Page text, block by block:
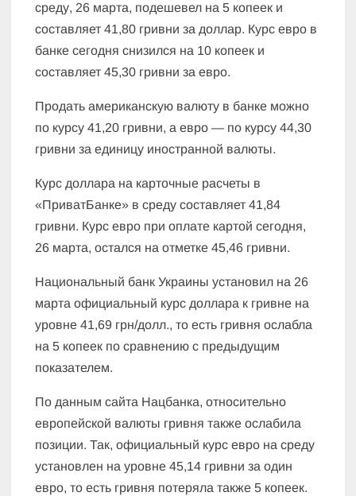
среду, 26 марта, подешевел на 5 копеек и
составляет 41,80 гривни за доллар. Курс евро в
банке сегодня снизился на 10 копеек и
составляет 45,30 гривни за евро.
Продать американскую валюту в банке можно
по курсу 41,20 гривни, а евро — по курсу 44,30
гривни за единицу иностранной валюты.
Курс доллара на карточные расчеты в
«ПриватБанке» в среду составляет 41,84
гривни. Курс евро при оплате картой сегодня,
26 марта, остался на отметке 45,46 гривни.
Национальный банк Украины установил на 26
марта официальный курс доллара к гривне на
уровне 41,69 грн/долл., то есть гривня ослабла
на 5 копеек по сравнению с предыдущим
показателем.
По данным сайта Нацбанка, относительно
европейской валюты гривня также ослабила
позиции. Так, официальный курс евро на среду
установлен на уровне 45,14 гривни за один
евро, то есть гривня потеряла также 5 копеек.